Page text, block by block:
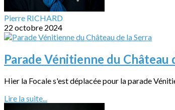
Pierre RICHARD
22 octobre 2024
Parade Vénitienne du Château
Hier la Focale s'est déplacée pour la parade
Lire la suite...